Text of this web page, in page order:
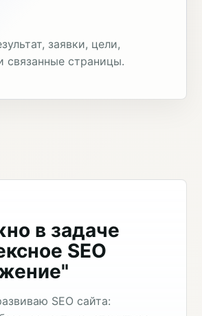
заявки, цели,
связанные страницы.
в задаче
SEO
SEO сайта: